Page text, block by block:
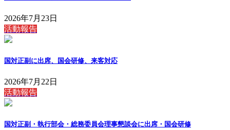
2026年7月23日
活動報告
国対正副に出席、国会研修、来客対応
2026年7月22日
活動報告
国対正副・執行部会・総務委員会理事懇談会に出席・国会研修